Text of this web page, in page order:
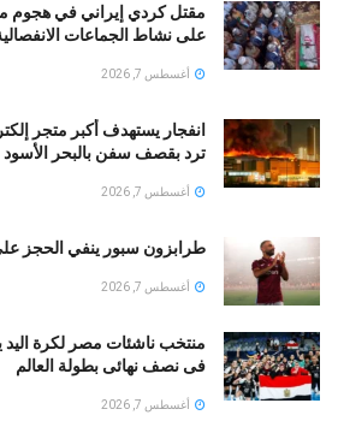
مقتل كردي إيراني في هجوم
على نشاط الجماعات
أغسطس 7, 2026
انفجار يستهدف أكبر متجر
ترد بقصف سفن بالبحر الأسود
أغسطس 7, 2026
طرابزون سبور ينفي الحجز
أغسطس 7, 2026
فى نصف نهائى بطولة العالم
أغسطس 7, 2026